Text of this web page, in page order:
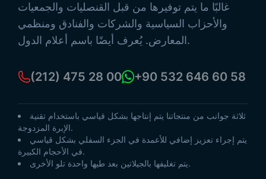
غالبًا ما يتم توفيرها من قبل القنصليات والجمعيات
والأحزاب السياسية والشركات والفنادق ومنظمي
المعارض. يُعرف أيضًا باسم أعلام الدول.
(212) 475 28 00 +90 532 646 60 58
ثلاثة جوانب من منتجاتنا يتم إنتاجها بشكل قياسي باستخدام تقنية
الإبرة المزدوجة.
يتم إجراء تعزيز إضافي للأعمدة في الجزء السفلي بشكل قياسي
في الأحجام الكبيرة.
يتم تغليفها بالجيلاتين بعد طيها واحدة تلو الأخرى.